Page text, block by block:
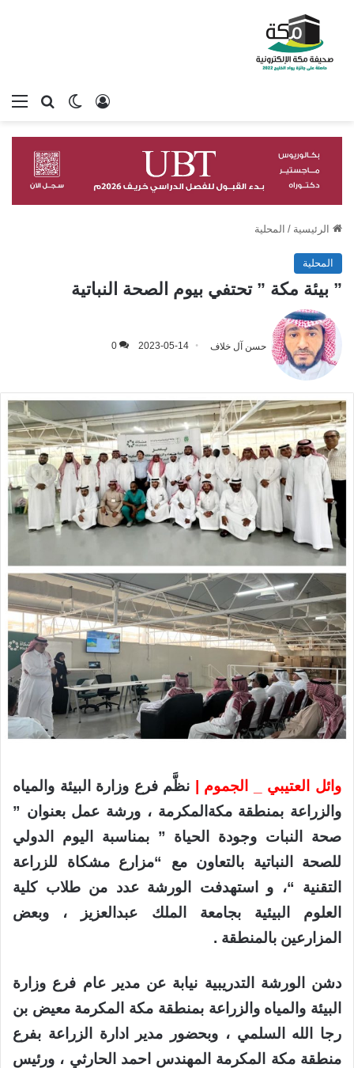
بحثالوضع
تسجيل الدخول
الرئيسية / المحلية
المحلية
” بيئة مكة ” تحتفي بيوم الصحة النباتية
حسن آل خلاف 2023-05-14
0
وائل العتيبي _ الجموم | نظَّم فرع وزارة البيئة والمياه
والزراعة بمنطقة مكةالمكرمة ، ورشة عمل بعنوان ”
صحة النبات وجودة الحياة ” بمناسبة اليوم الدولي
للصحة النباتية بالتعاون مع “مزارع مشكاة للزراعة
التقنية “، و استهدفت الورشة عدد من طلاب كلية
العلوم البيئية بجامعة الملك عبدالعزيز ، وبعض
المزارعين بالمنطقة .
دشن الورشة التدريبية نيابة عن مدير عام فرع وزارة
البيئة والمياه والزراعة بمنطقة مكة المكرمة معيض بن
رجا الله السلمي ، وبحضور مدير ادارة الزراعة بفرع
منطقة مكة المكرمة المهندس احمد الحارثي ، ورئيس